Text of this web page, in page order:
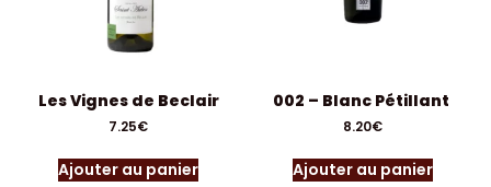
Les Vignes de Beclair
7.25€
Ajouter au panier
002 – Blanc Pétillant
8.20€
Ajouter au panier